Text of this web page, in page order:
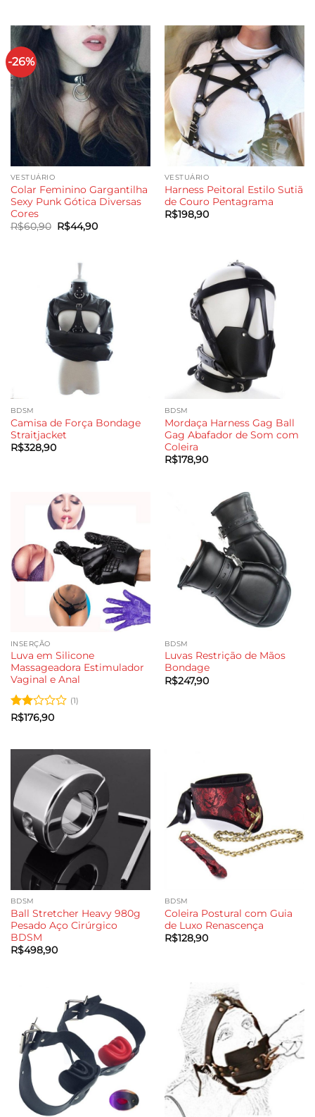
-26%
VESTUÁRIO
Colar Feminino Gargantilha
Sexy Punk Gótica Diversas
Cores
R$60,90 O
preço
R$60,90.
R$44,90O
VESTUÁRIO
Harness Peitoral Estilo Sutiã
de Couro Pentagrama
R$198,90
BDSM
Camisa de Força Bondage
Straitjacket
R$328,90
BDSM
Mordaça Harness Gag Ball
Gag Abafador de Som com
Coleira
R$178,90
INSERÇÃO
Luva em Silicone
Massageadora Estimulador
Vaginal e Anal
Avaliação
(1)
R$176,90
BDSM
Luvas Restrição de Mãos
Bondage
R$247,90
BDSM
Ball Stretcher Heavy 980g
Pesado Aço Cirúrgico
BDSM
R$498,90
BDSM
Coleira Postural com Guia
de Luxo Renascença
R$128,90